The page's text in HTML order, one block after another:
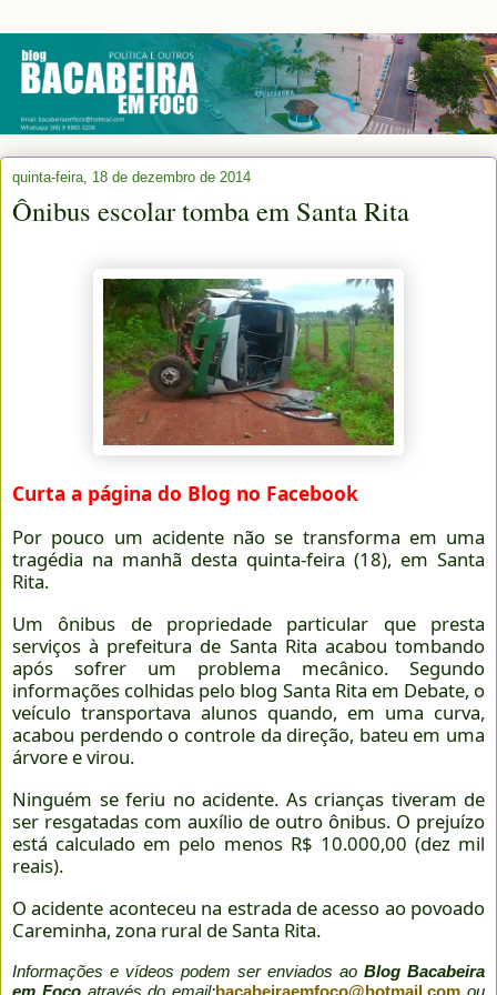
quinta-feira, 18 de dezembro de 2014
Ônibus escolar tomba em Santa Rita
Curta a página do Blog no Facebook
Por pouco um acidente não se transforma em uma
tragédia na manhã desta quinta-feira (18), em Santa
Rita.
Um ônibus de propriedade particular que presta
serviços à prefeitura de Santa Rita acabou tombando
após sofrer um problema mecânico. Segundo
informações colhidas pelo blog Santa Rita em Debate, o
veículo transportava alunos quando, em uma curva,
acabou perdendo o controle da direção, bateu em uma
árvore e virou.
Ninguém se feriu no acidente. As crianças tiveram de
ser resgatadas com auxílio de outro ônibus. O prejuízo
está calculado em pelo menos R$ 10.000,00 (dez mil
reais).
O acidente aconteceu na estrada de acesso ao povoado
Careminha, zona rural de Santa Rita.
Informações e vídeos podem ser enviados ao Blog Bacabeira
em Focoatravés do email:bacabeiraemfoco@hotmail.com ou